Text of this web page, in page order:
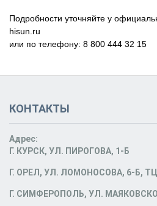
Подробности уточняйте у
hisun.ru
или по телефону: 8 800 444 32 15
КОНТАКТЫ
Адрес:
Г. КУРСК, УЛ. ПИРОГОВА, 1-Б
Г. ОРЕЛ, УЛ. ЛОМОНОСОВА, 6-Б,
Г. СИМФЕРОПОЛЬ, УЛ.